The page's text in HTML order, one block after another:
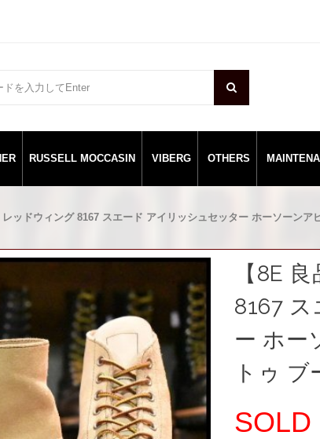
RUSSELL MOCCASIN VIBERG OTHERS
レッドウィング 8167 スエード アイリッシュセッター ホーソーン
【8E
8167
ー ホー
トゥ
SOLD